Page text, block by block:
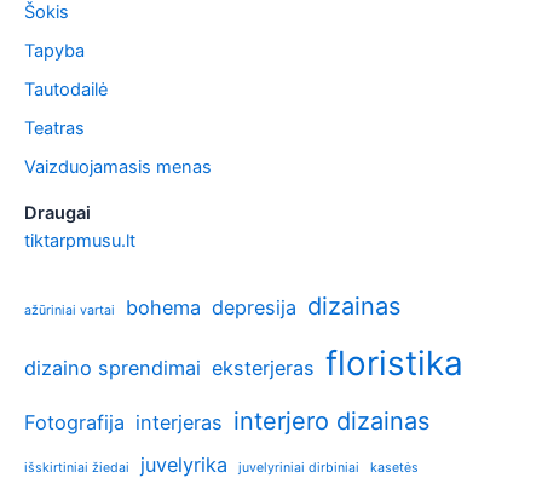
Šokis
Tapyba
Tautodailė
Teatras
Vaizduojamasis menas
Draugai
tiktarpmusu.lt
ažūriniai vartai bohema depresija dizainas
dizaino sprendimai eksterjeras floristika
Fotografija interjeras interjero dizainas
išskirtiniai žiedai juvelyrika juvelyriniai dirbiniai kasetės